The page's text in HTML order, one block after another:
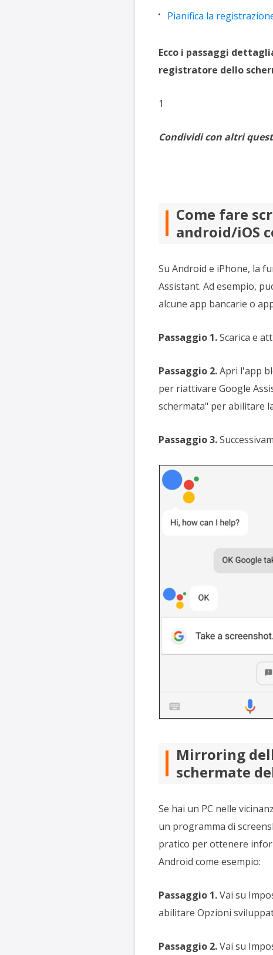
Pianifica la
Ecco i passaggi
registratore dello
1
Condividi con altri
Come fare
android/iOS
Su Android e iPhone, la
Assistant. Ad esempio,
alcune app bancarie o
Passaggio 1.Scarica e
Passaggio 2.Apri l'app
per riattivare Google
schermata" per abilitare
Passaggio 3.
Mirroring
schermate
Se hai un PC nelle
un programma di
pratico per ottenere
Android come esempio:
Passaggio 1.Vai su
abilitare Opzioni
Passaggio 2.Vai su